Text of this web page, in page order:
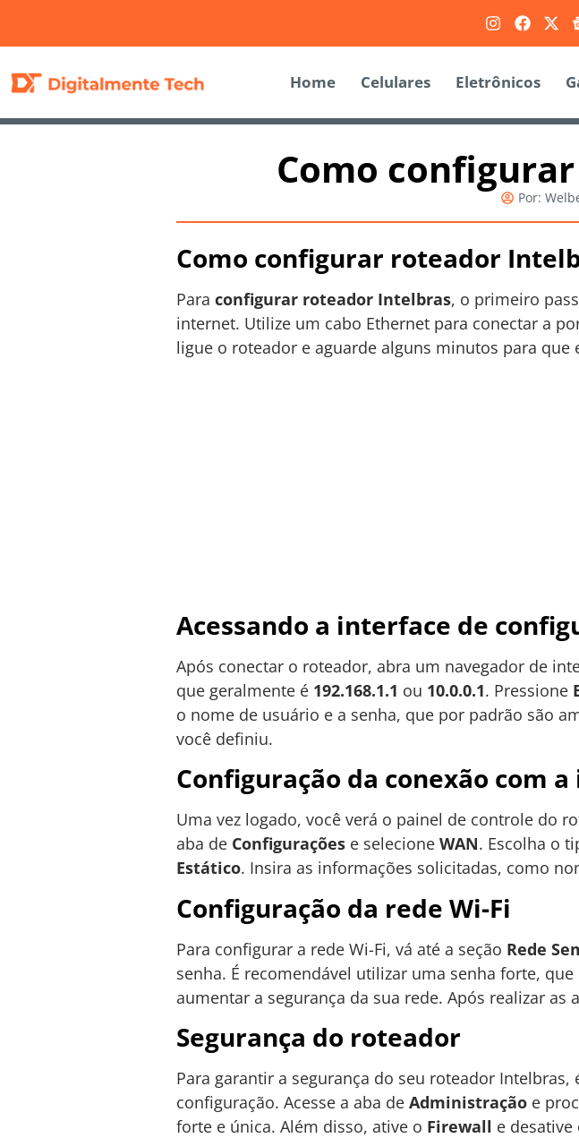
Home Celulares Eletrônicos
Como
Por:
Como configurar roteador
Para configurar roteador Intelbras, o primeiro
internet. Utilize um cabo Ethernet para conectar a
ligue o roteador e aguarde alguns minutos para que
Acessando a interface de
Após conectar o roteador, abra um navegador de
que geralmente é 192.168.1.1 ou 10.0.0.1. Pressione
o nome de usuário e a senha, que por padrão são
você definiu.
Configuração da conexão com
Uma vez logado, você verá o painel de controle do
aba de Configurações e selecione WAN. Escolha o
Estático. Insira as informações solicitadas, como
Configuração da rede Wi-Fi
Para configurar a rede Wi-Fi, vá até a seção Rede
senha. É recomendável utilizar uma senha forte,
aumentar a segurança da sua rede. Após realizar as
Segurança do roteador
Para garantir a segurança do seu roteador
configuração. Acesse a aba de Administração e
forte e única. Além disso, ative o Firewall e